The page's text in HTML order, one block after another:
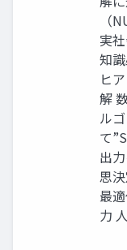
（
実
知
ヒ
解
ル
て
出
思
最
力